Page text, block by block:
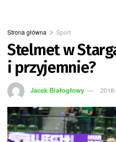
Strona główna Sport
Stelmet w
i przyjemnie?
Jacek Białogłowy